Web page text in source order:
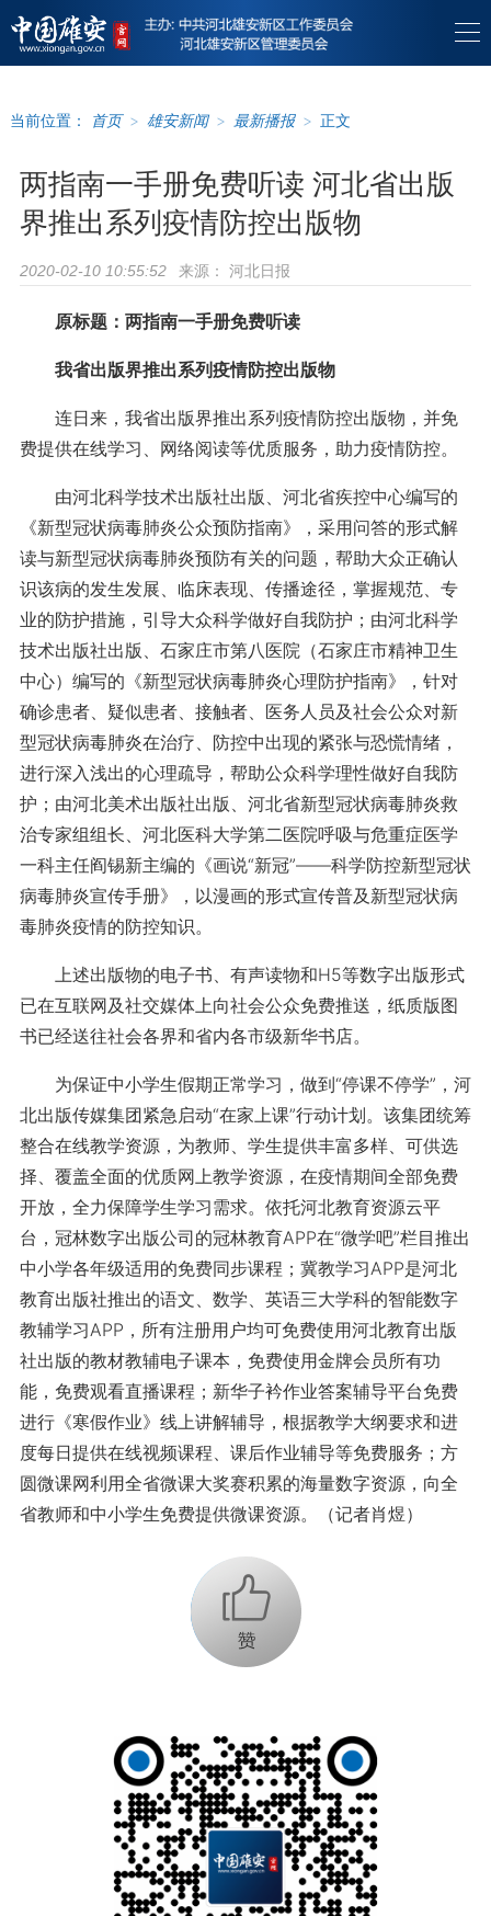
当前位置： 首页 > 雄安新闻 > 最新播报 > 正文
两指南一手册免费听读 河北省出版
界推出系列疫情防控出版物
2020-02-10 10:55:52 来源： 河北日报
原标题：两指南一手册免费听读
我省出版界推出系列疫情防控出版物
连日来，我省出版界推出系列疫情防控出版物，并免
费提供在线学习、网络阅读等优质服务，助力疫情防控。
由河北科学技术出版社出版、河北省疾控中心编写的
《新型冠状病毒肺炎公众预防指南》，采用问答的形式解
读与新型冠状病毒肺炎预防有关的问题，帮助大众正确认
识该病的发生发展、临床表现、传播途径，掌握规范、专
业的防护措施，引导大众科学做好自我防护；由河北科学
技术出版社出版、石家庄市第八医院（石家庄市精神卫生
中心）编写的《新型冠状病毒肺炎心理防护指南》，针对
确诊患者、疑似患者、接触者、医务人员及社会公众对新
型冠状病毒肺炎在治疗、防控中出现的紧张与恐慌情绪，
进行深入浅出的心理疏导，帮助公众科学理性做好自我防
护；由河北美术出版社出版、河北省新型冠状病毒肺炎救
治专家组组长、河北医科大学第二医院呼吸与危重症医学
一科主任阎锡新主编的《画说“新冠”——科学防控新型冠状
病毒肺炎宣传手册》，以漫画的形式宣传普及新型冠状病
毒肺炎疫情的防控知识。
上述出版物的电子书、有声读物和H5等数字出版形式
已在互联网及社交媒体上向社会公众免费推送，纸质版图
书已经送往社会各界和省内各市级新华书店。
为保证中小学生假期正常学习，做到“停课不停学”，河
北出版传媒集团紧急启动“在家上课”行动计划。该集团统筹
整合在线教学资源，为教师、学生提供丰富多样、可供选
择、覆盖全面的优质网上教学资源，在疫情期间全部免费
开放，全力保障学生学习需求。依托河北教育资源云平
台，冠林数字出版公司的冠林教育APP在“微学吧”栏目推出
中小学各年级适用的免费同步课程；冀教学习APP是河北
教育出版社推出的语文、数学、英语三大学科的智能数字
教辅学习APP，所有注册用户均可免费使用河北教育出版
社出版的教材教辅电子课本，免费使用金牌会员所有功
能，免费观看直播课程；新华子衿作业答案辅导平台免费
进行《寒假作业》线上讲解辅导，根据教学大纲要求和进
度每日提供在线视频课程、课后作业辅导等免费服务；方
圆微课网利用全省微课大奖赛积累的海量数字资源，向全
省教师和中小学生免费提供微课资源。（记者肖煜）
+1